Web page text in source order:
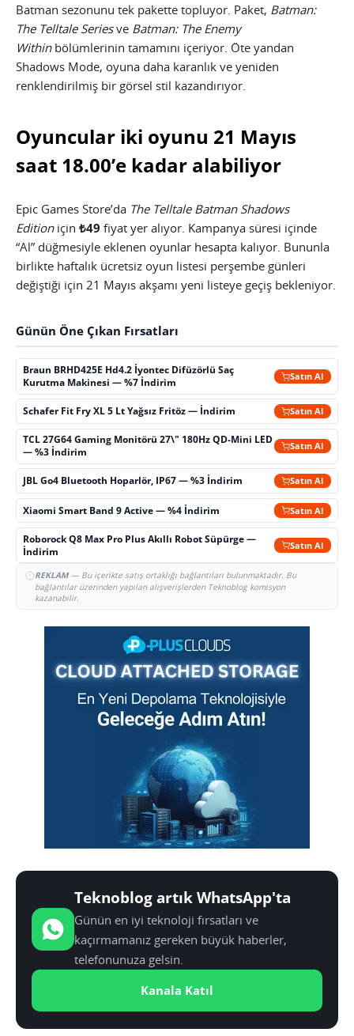
Batman sezonunu tek pakette topluyor. Paket, Batman:
The Telltale Seriesve Batman: The Enemy
Withinbölümlerinin tamamını içeriyor. Öte yandan
Shadows Mode, oyuna daha karanlık ve yeniden
renklendirilmiş bir görsel stil kazandırıyor.
Oyuncular iki oyunu 21 Mayıs
saat 18.00’e kadar alabiliyor
Epic Games Store’da The Telltale Batman Shadows
Editioniçin ₺49 fiyat yer alıyor. Kampanya süresi içinde
“Al” düğmesiyle eklenen oyunlar hesapta kalıyor. Bununla
birlikte haftalık ücretsiz oyun listesi perşembe günleri
değiştiği için 21 Mayıs akşamı yeni listeye geçiş bekleniyor.
Günün Öne Çıkan Fırsatları
Braun BRHD425E Hd4.2 İyontec Difüzörlü Saç
Kurutma Makinesi — %7 İndirim
Satın Al
Schafer Fit Fry XL 5 Lt Yağsız Fritöz — İndirim Satın Al
TCL 27G64 Gaming Monitörü 27\" 180Hz QD-Mini LED
— %3 İndirim
Satın Al
JBL Go4 Bluetooth Hoparlör, IP67 — %3 İndirim Satın Al
Xiaomi Smart Band 9 Active — %4 İndirim Satın Al
Roborock Q8 Max Pro Plus Akıllı Robot Süpürge —
İndirim
Satın Al
REKLAM— Bu içerikte satış ortaklığı bağlantıları bulunmaktadır. Bu
bağlantılar üzerinden yapılan alışverişlerden Teknoblog komisyon
kazanabilir.
Teknoblog artık WhatsApp'ta
Günün en iyi teknoloji fırsatları ve
kaçırmamanız gereken büyük haberler,
telefonunuza gelsin.
Kanala Katıl